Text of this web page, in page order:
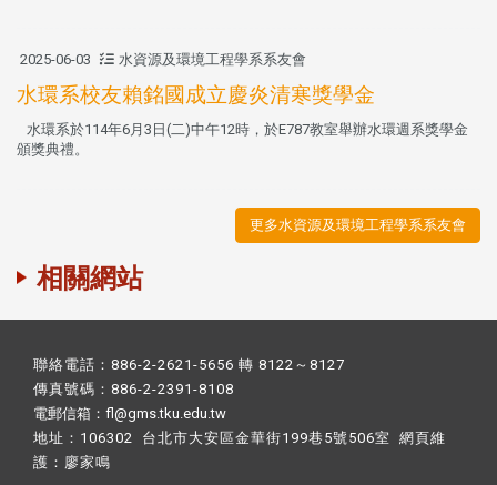
2025-06-03 水資源及環境工程學系系友會
水環系校友賴銘國成立慶炎清寒獎學金
水環系於114年6月3日(二)中午12時，於E787教室舉辦水環週系獎學金
頒獎典禮。
更多水資源及環境工程學系系友會
相關網站
聯絡電話：886-2-2621-5656 轉 8122～8127
傳真號碼：886-2-2391-8108
電郵信箱：fl@gms.tku.edu.tw
地址：106302 台北市大安區金華街199巷5號506室 網頁維
護： 廖家鳴​